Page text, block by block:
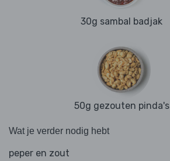
30g sambal badjak
50g gezouten pinda's
Wat je verder nodig hebt
peper en zout